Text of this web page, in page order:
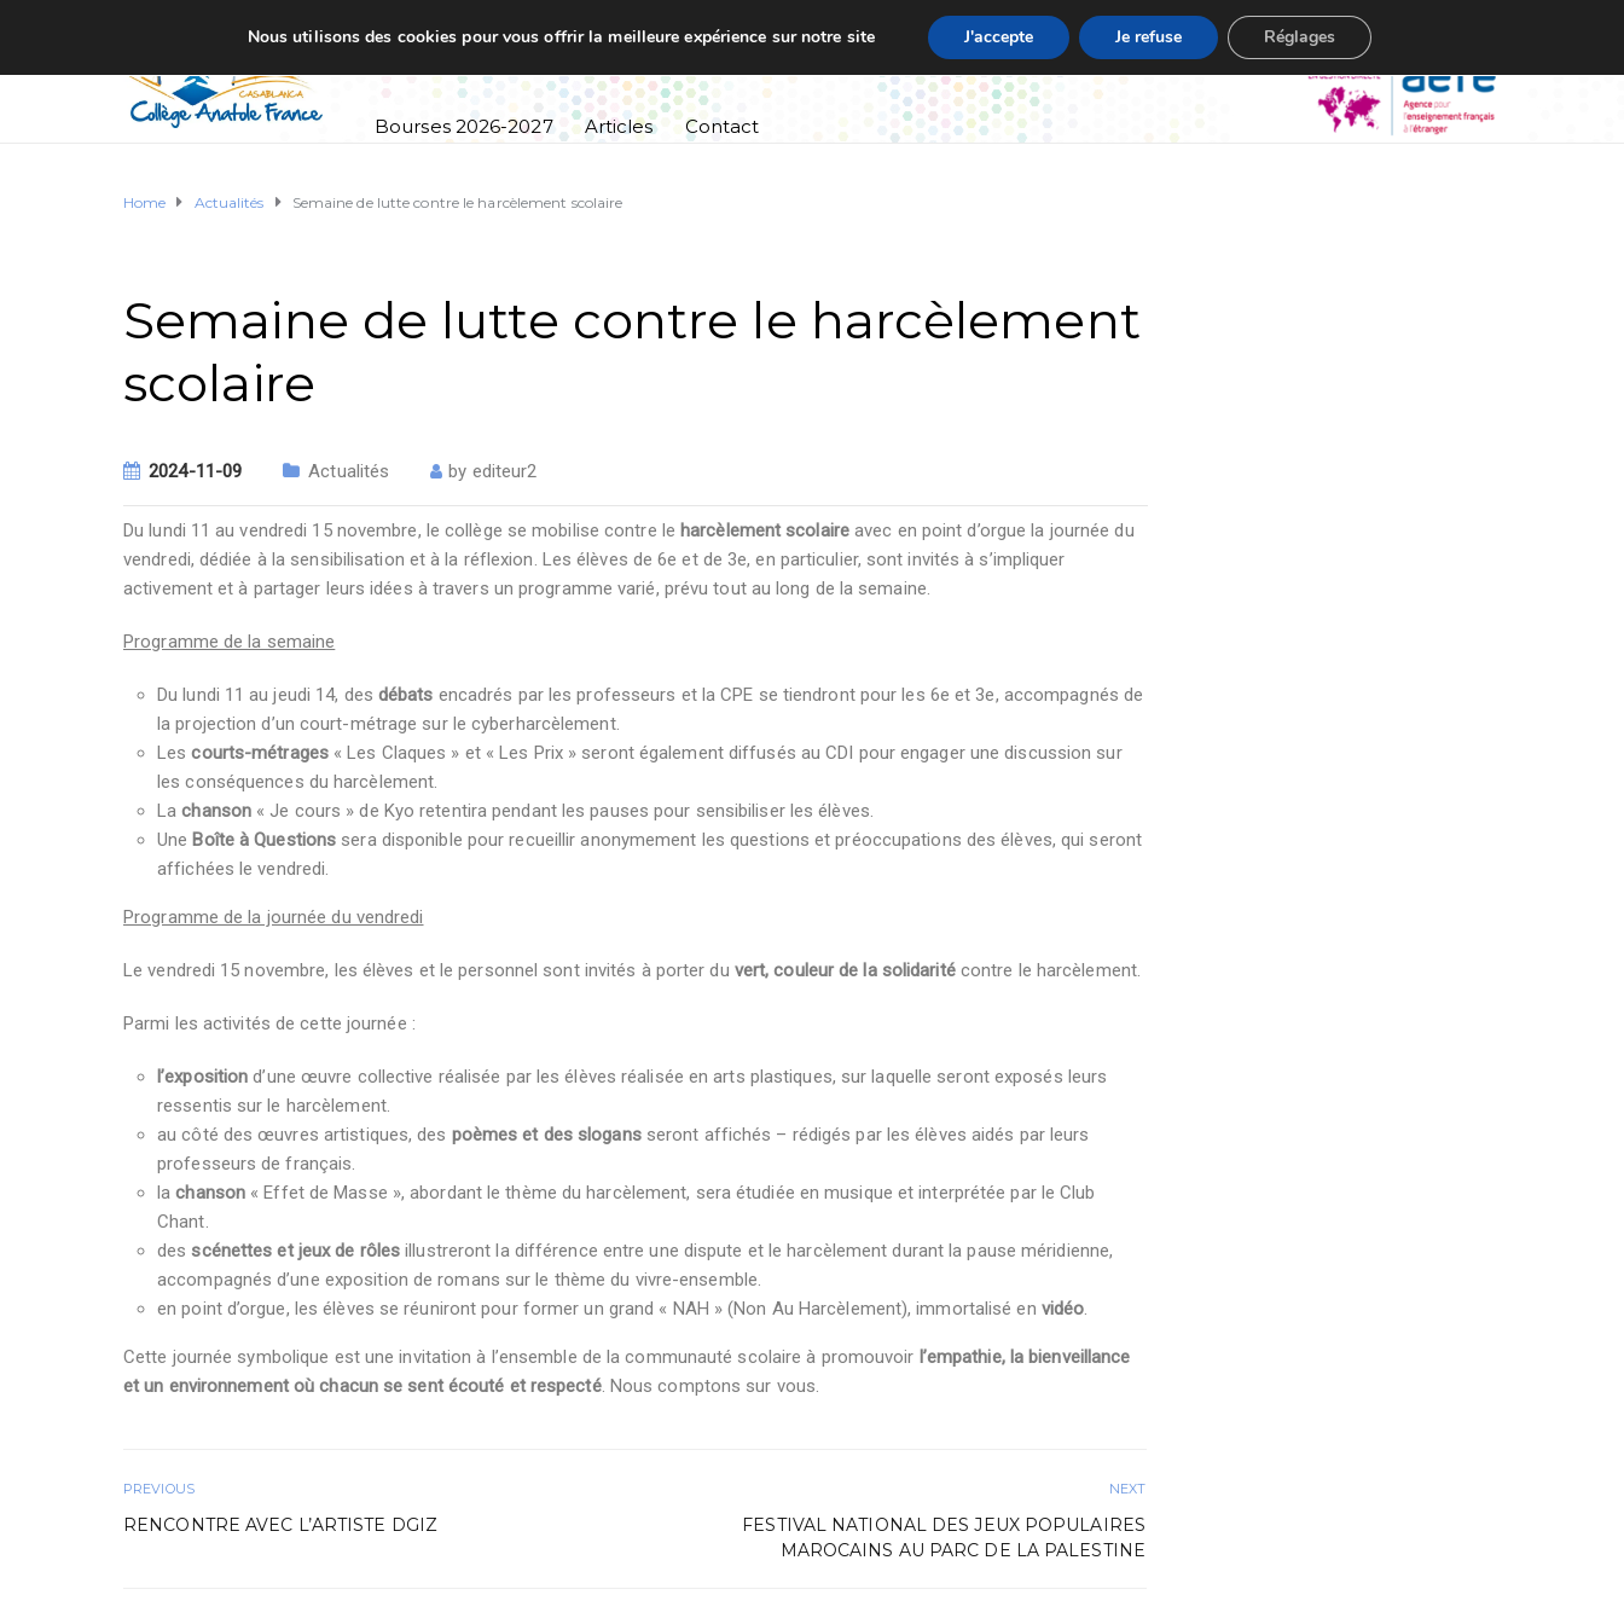
Cursus scolaire
Bourses 2026-2027 Articles Contact
Home Actualités Semaine de lutte contre le harcèlement scolaire
Semaine de lutte contre le harcèlement
scolaire
2024-11-09 Actualités by editeur2
Du lundi 11 au vendredi 15 novembre, le collège se mobilise contre le harcèlement scolaire avec en point d’orgue la journée du
vendredi, dédiée à la sensibilisation et à la réflexion. Les élèves de 6e et de 3e, en particulier, sont invités à s’impliquer
activement et à partager leurs idées à travers un programme varié, prévu tout au long de la semaine.
Programme de la semaine
Du lundi 11 au jeudi 14, des débats encadrés par les professeurs et la CPE se tiendront pour les 6e et 3e, accompagnés de
la projection d’un court-métrage sur le cyberharcèlement.
Lescourts-métrages« Les Claques » et « Les Prix » seront également diffusés au CDI pour engager une discussion sur
les conséquences du harcèlement.
Lachanson « Je cours » de Kyo retentira pendant les pauses pour sensibiliser les élèves.
Une Boîte à Questions sera disponible pour recueillir anonymement les questions et préoccupations des élèves, qui seront
affichées le vendredi.
Programme de la journée du vendredi
Le vendredi 15 novembre, les élèves et le personnel sont invités à porter du vert, couleur de la solidaritécontre le harcèlement.
Parmi les activités de cette journée :
l’exposition d’une œuvre collective réalisée par les élèves réalisée en arts plastiques, sur laquelle seront exposés leurs
ressentis sur le harcèlement.
au côté des œuvres artistiques, des poèmes et des slogansseront affichés – rédigés par les élèves aidés par leurs
professeurs de français.
lachanson « Effet de Masse », abordant le thème du harcèlement, sera étudiée en musique et interprétée par le Club
Chant.
desscénettes et jeux de rôles illustreront la différence entre une dispute et le harcèlement durant la pause méridienne,
accompagnés d’une exposition de romans sur le thème du vivre-ensemble.
en point d’orgue, les élèves se réuniront pour former un grand « NAH » (Non Au Harcèlement), immortalisé en vidéo
Cette journée symbolique est une invitation à l’ensemble de la communauté scolaire à promouvoir l’empathie, la bienveillance
et un environnement où chacun se sent écouté et respecté. Nous comptons sur vous.
PREVIOUS
RENCONTRE AVEC L’ARTISTE DGIZ
NEXT
FESTIVAL NATIONAL DES JEUX POPULAIRES
MAROCAINS AU PARC DE LA PALESTINE
Nous utilisons des cookies pour vous offrir la meilleure expérience sur notre site J'accepte Je refuse Réglages